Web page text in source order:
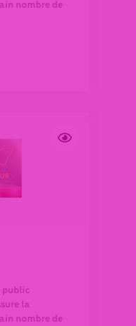
nombre de
public
la
nombre de